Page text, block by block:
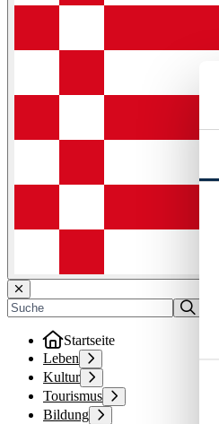
Startseite
Leben
Kultur
Tourismus
Bildung